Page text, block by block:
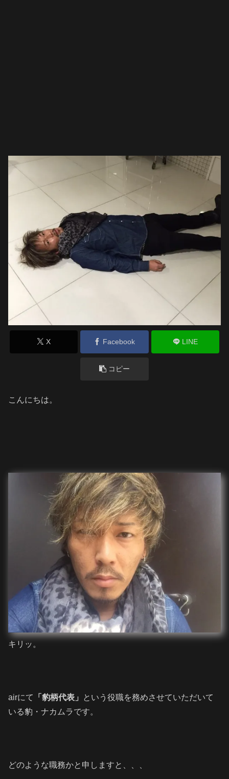
X Facebook LINE
コピー
こんにちは。
キリッ。
airにて 「豹柄代表」
という役職を務めさせていただいて
いる豹・ナカムラです。
どのような職務かと申しますと、、、